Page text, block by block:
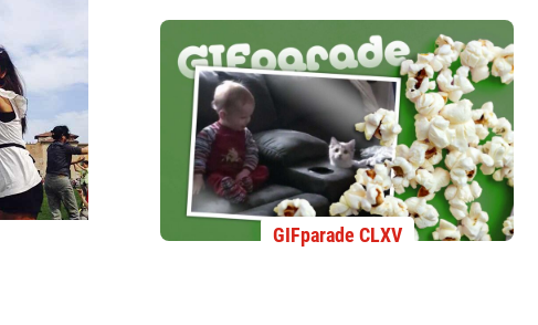
GIFparade CLXV